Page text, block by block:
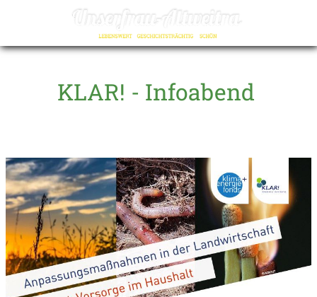
KLAR! - Infoabend